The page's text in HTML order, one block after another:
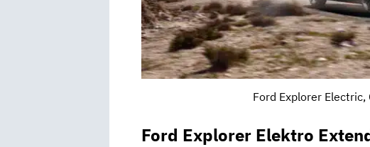
Ford Explorer
Ford Explorer Elektro